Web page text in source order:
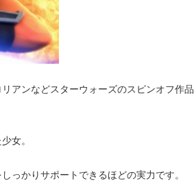
アンなどスターウォーズのスピンオフ作品
女。
っかりサポートできるほどの実力です。